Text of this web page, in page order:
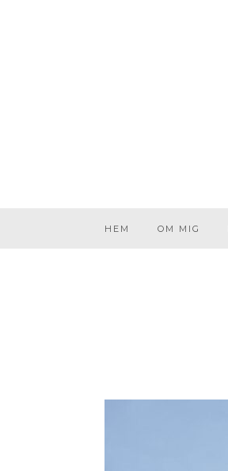
HEM OM MIG